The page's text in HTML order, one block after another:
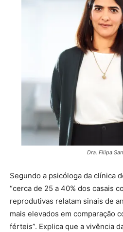
Dra. Filipa
Segundo a psicóloga da clínica
“cerca de 25 a 40% dos casais
reprodutivas relatam sinais de
mais elevados em comparação
férteis”. Explica que a vivência